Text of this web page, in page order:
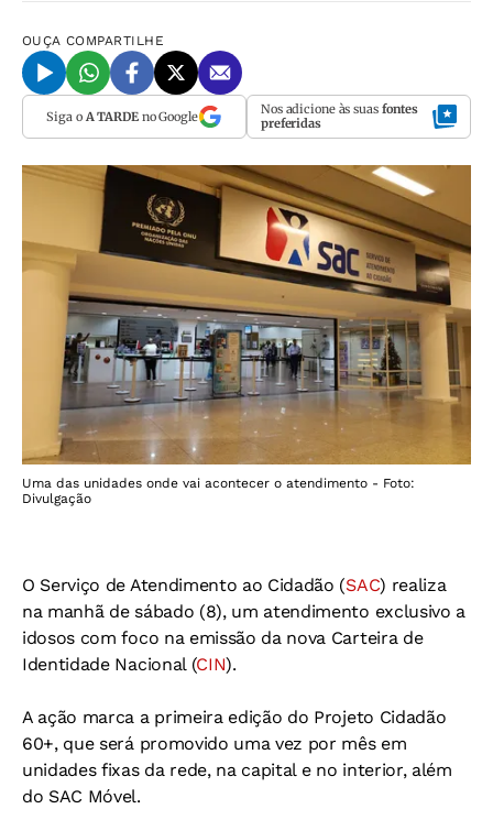
OUÇA COMPARTILHE
Siga o A TARDEno Google Nos adicione às suas fontes
preferidas
Uma das unidades onde vai acontecer o atendimento - Foto:
Divulgação
O Serviço de Atendimento ao Cidadão (SAC) realiza
na manhã de sábado (8), um atendimento exclusivo a
idosos com foco na emissão da nova Carteira de
Identidade Nacional (CIN).
A ação marca a primeira edição do Projeto Cidadão
60+, que será promovido uma vez por mês em
unidades fixas da rede, na capital e no interior, além
do SAC Móvel.